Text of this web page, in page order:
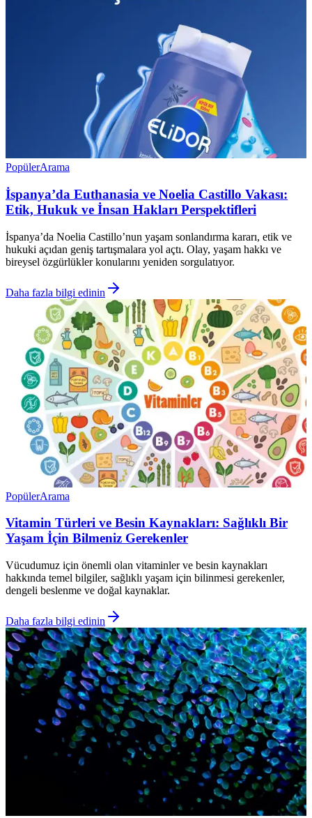
PopülerArama
İspanya’da Euthanasia ve Noelia Castillo Vakası:
Etik, Hukuk ve İnsan Hakları Perspektifleri
İspanya’da Noelia Castillo’nun yaşam sonlandırma kararı, etik ve
hukuki açıdan geniş tartışmalara yol açtı. Olay, yaşam hakkı ve
bireysel özgürlükler konularını yeniden sorgulatıyor.
Daha fazla bilgi edinin
PopülerArama
Vitamin Türleri ve Besin Kaynakları: Sağlıklı Bir
Yaşam İçin Bilmeniz Gerekenler
Vücudumuz için önemli olan vitaminler ve besin kaynakları
hakkında temel bilgiler, sağlıklı yaşam için bilinmesi gerekenler,
dengeli beslenme ve doğal kaynaklar.
Daha fazla bilgi edinin